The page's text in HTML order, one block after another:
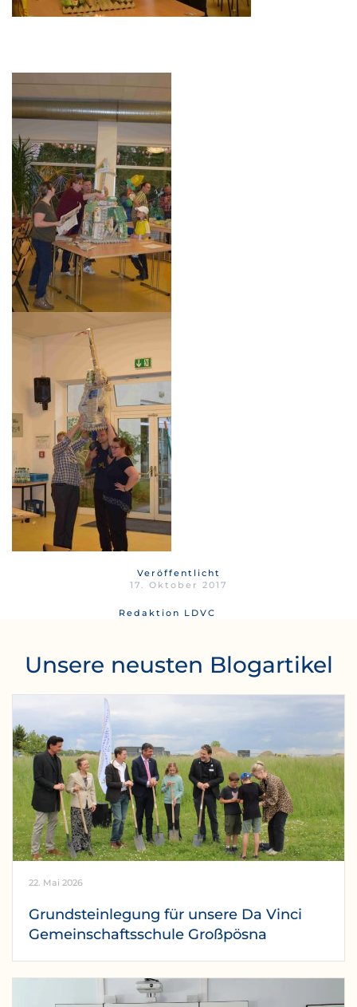
Veröffentlicht
17. Oktober 2017
Redaktion LDVC
Unsere neusten Blogartikel
22. Mai 2026
Grundsteinlegung für unsere Da Vinci
Gemeinschaftsschule Großpösna